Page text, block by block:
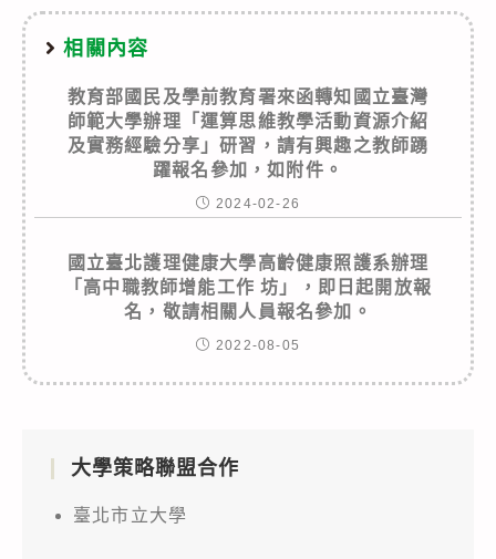
相關內容
教育部國民及學前教育署來函轉知國立臺灣
師範大學辦理「運算思維教學活動資源介紹
及實務經驗分享」研習，請有興趣之教師踴
躍報名參加，如附件。
2024-02-26
國立臺北護理健康大學高齡健康照護系辦理
「高中職教師增能工作 坊」，即日起開放報
名，敬請相關人員報名參加。
2022-08-05
大學策略聯盟合作
臺北市立大學